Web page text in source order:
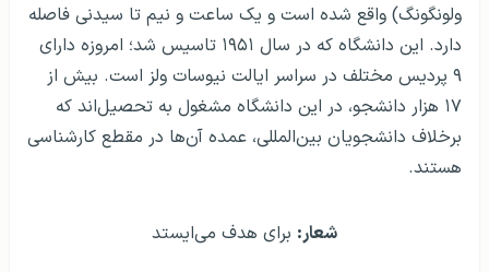
ولونگونگ) واقع شده است و یک ساعت و نیم تا سیدنی فاصله
دارد. این دانشگاه که در سال ۱۹۵۱ تاسیس شد؛ امروزه دارای
۹ پردیس مختلف در سراسر ایالت نیوسات ولز است. بیش از
۱۷ هزار دانشجو، در این دانشگاه مشغول به تحصیل‌اند که
برخلاف دانشجویان بین‌المللی، عمده آن‌ها در مقطع کارشناسی
هستند.
شعار: برای هدف می‌ایستد